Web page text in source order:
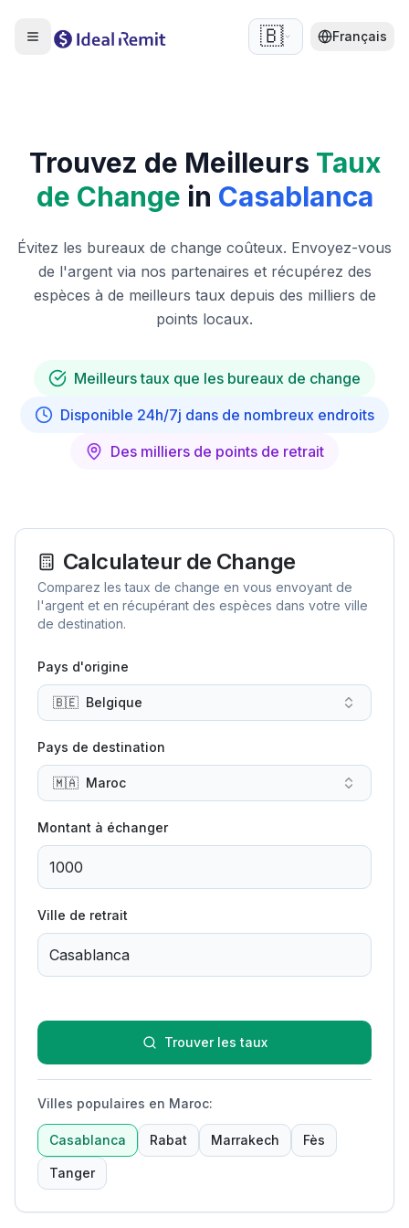
🇧🇪 Français
Trouvez de Meilleurs Taux
de Change in Casablanca
Évitez les bureaux de change coûteux. Envoyez-vous
de l'argent via nos partenaires et récupérez des
espèces à de meilleurs taux depuis des milliers de
points locaux.
Meilleurs taux que les bureaux de change
Disponible 24h/7j dans de nombreux endroits
Des milliers de points de retrait
Calculateur de Change
Comparez les taux de change en vous envoyant de
l'argent et en récupérant des espèces dans votre ville
de destination.
Pays d'origine
🇧🇪 Belgique
Pays de destination
🇲🇦 Maroc
Montant à échanger
Ville de retrait
Trouver les taux
Villes populaires en Maroc:
Casablanca Rabat Marrakech Fès
Tanger